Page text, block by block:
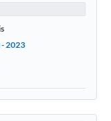
2023